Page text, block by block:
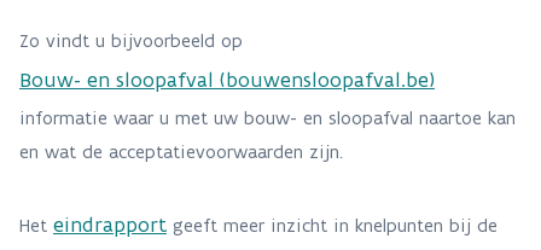
Zo vindt u bijvoorbeeld op
Bouw- en sloopafval (bouwensloopafval.be)
informatie waar u met uw bouw- en sloopafval naartoe kan
en wat de acceptatievoorwaarden zijn.
Het eindrapport geeft meer inzicht in knelpunten bij de